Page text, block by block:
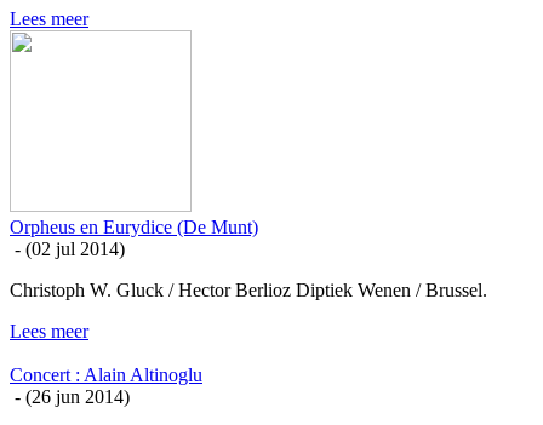
Lees meer
Orpheus en Eurydice (De Munt)
- (02 jul 2014)
Christoph W. Gluck / Hector Berlioz Diptiek Wenen / Brussel.
Lees meer
Concert : Alain Altinoglu
- (26 jun 2014)